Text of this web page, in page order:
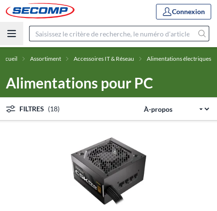
Connexion
Assortiment Accessoires IT & Réseau Alimentations électriques
Alimentations pour PC
FILTRES (18)